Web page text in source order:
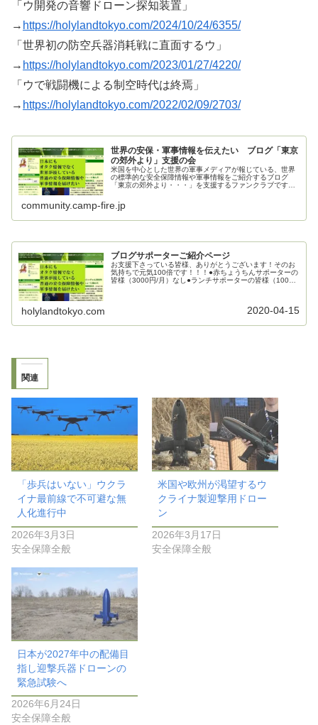
「ウ開発の音響ドローン探知装置」
→ https://holylandtokyo.com/2024/10/24/6355/
「世界初の防空兵器消耗戦に直面するウ」
→ https://holylandtokyo.com/2023/01/27/4220/
「ウで戦闘機による制空時代は終焉」
→ https://holylandtokyo.com/2022/02/09/2703/
世界の安保・軍事情報を伝えたい ブログ「東京
の郊外より」支援の会
米国を中心とした世界の軍事メディアが報じている、世界
の標準的な安全保障情報や軍事情報をご紹介するブログ
「東京の郊外より・・・」を支援するファンクラブです。
community.camp-fire.jp
ブログサポーターご紹介ページ
お支援下さっている皆様、ありがとうございます！そのお
気持ちで元気100倍です！！！●赤ちょうちんサポーターの
皆様（3000円/月）なし●ランチサポーターの皆様（1000
holylandtokyo.com 2020-04-15
関連
「歩兵はいない」ウクラ
イナ最前線で不可避な無
人化進行中
2026年3月3日
安全保障全般
米国や欧州が渇望するウ
クライナ製迎撃用ドロー
ン
2026年3月17日
安全保障全般
日本が2027年中の配備目
指し迎撃兵器ドローンの
緊急試験へ
2026年6月24日
安全保障全般